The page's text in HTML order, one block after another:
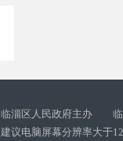
临淄区人民政府主办 临
建议电脑屏幕分辨率大于